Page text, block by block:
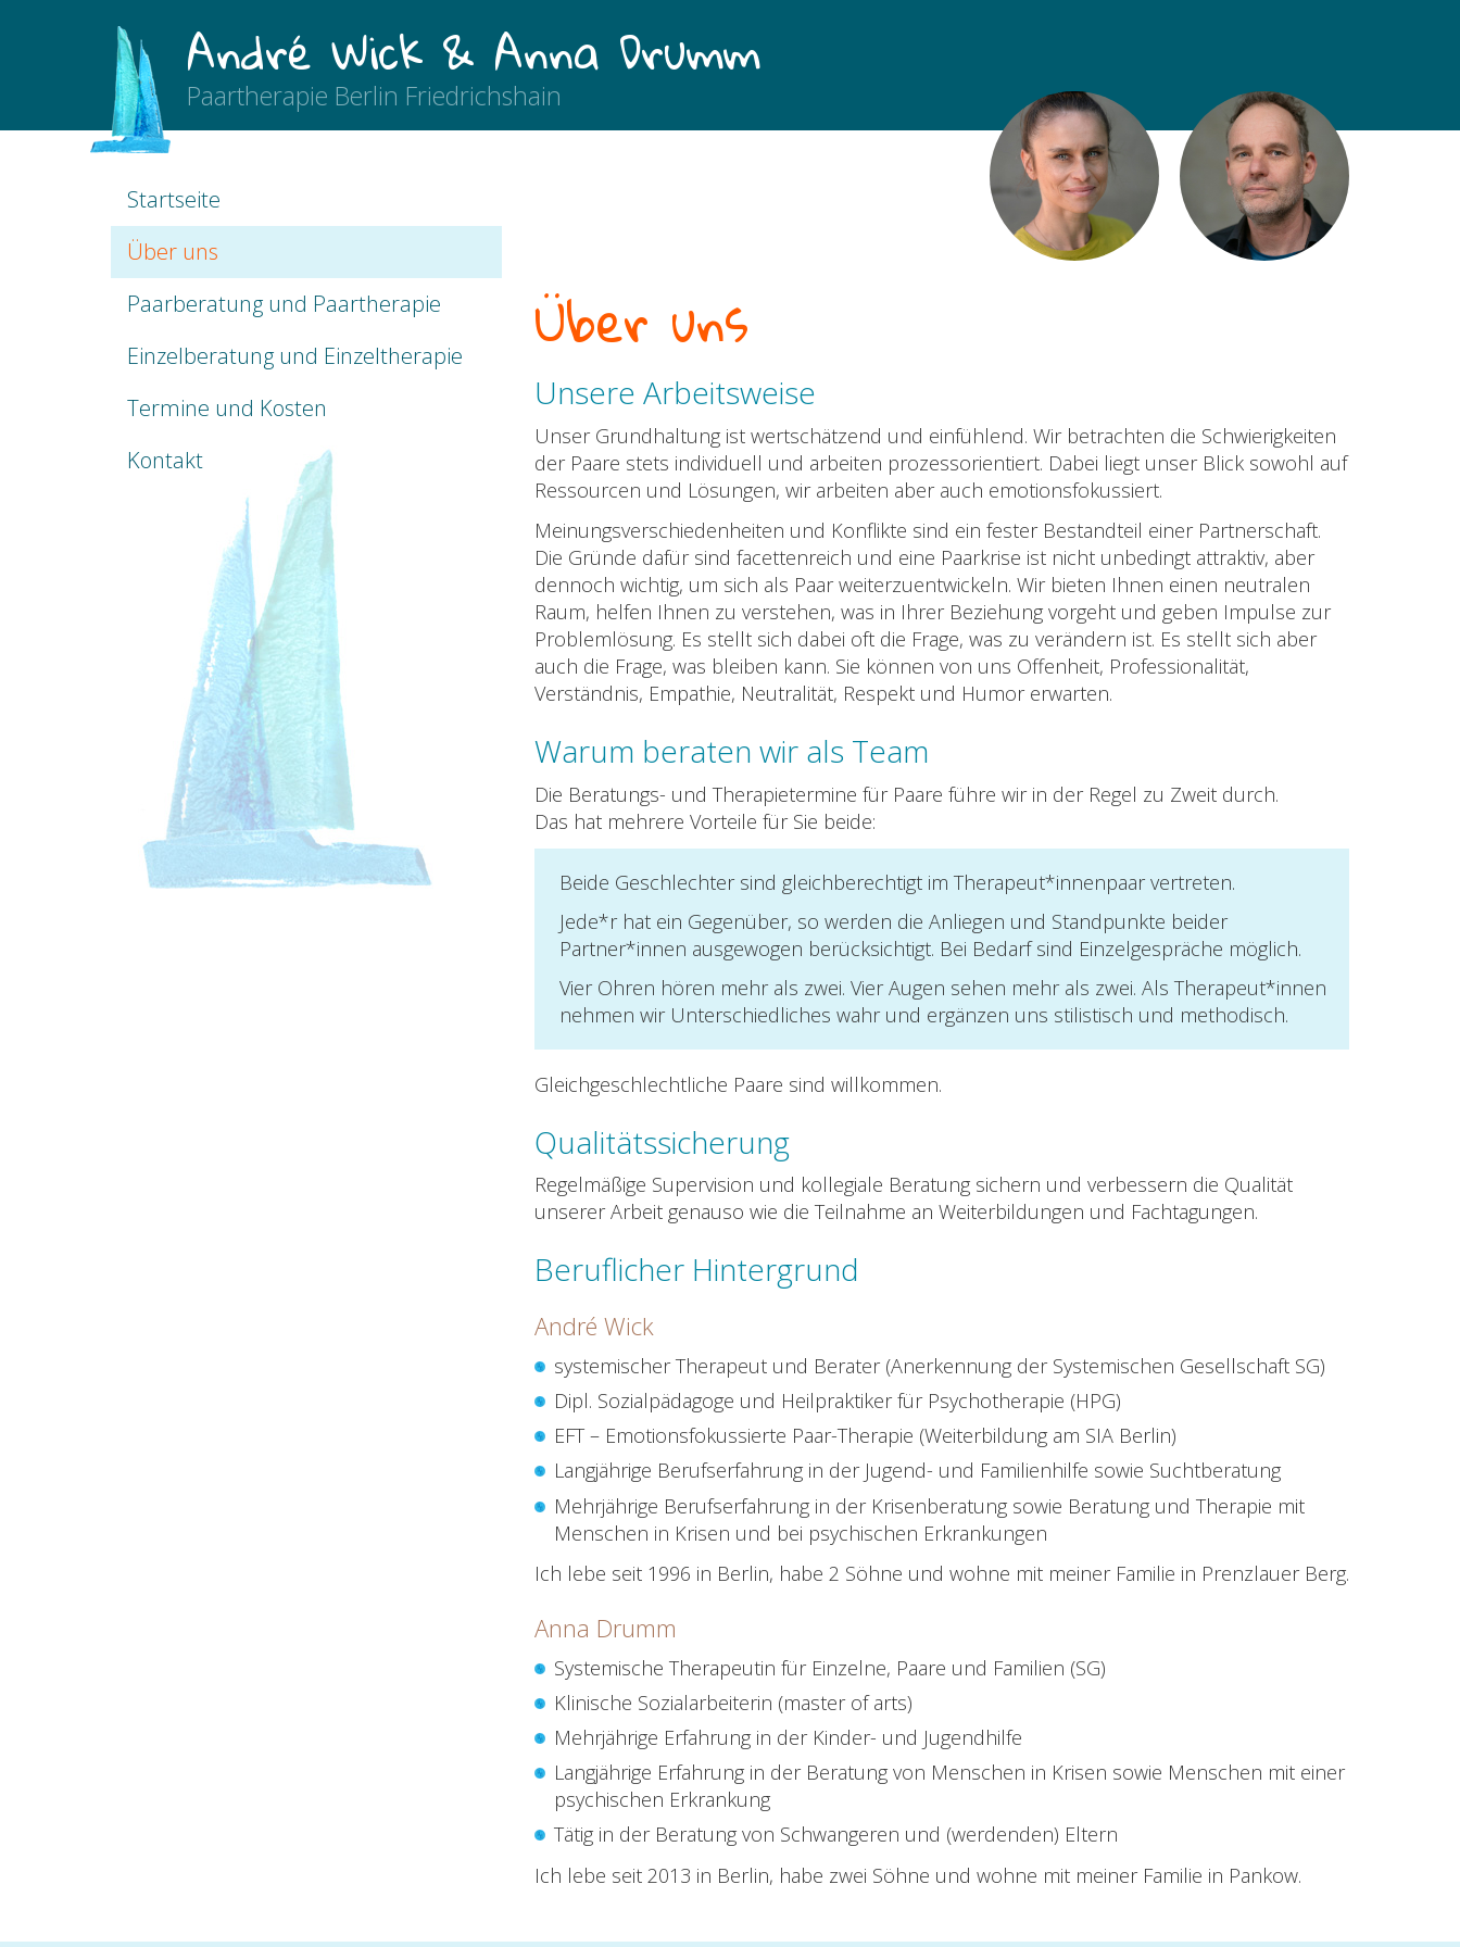
André Wick & Anna Drumm
Paartherapie Berlin Friedrichshain
Über uns
Unsere Arbeitsweise
Unser Grundhaltung ist wertschätzend und einfühlend. Wir betrachten die Schwierigkeiten
der Paare stets individuell und arbeiten prozessorientiert. Dabei liegt unser Blick sowohl auf
Ressourcen und Lösungen, wir arbeiten aber auch emotionsfokussiert.
Meinungsverschiedenheiten und Konflikte sind ein fester Bestandteil einer Partnerschaft.
Die Gründe dafür sind facettenreich und eine Paarkrise ist nicht unbedingt attraktiv, aber
dennoch wichtig, um sich als Paar weiterzuentwickeln. Wir bieten Ihnen einen neutralen
Raum, helfen Ihnen zu verstehen, was in Ihrer Beziehung vorgeht und geben Impulse zur
Problemlösung. Es stellt sich dabei oft die Frage, was zu verändern ist. Es stellt sich aber
auch die Frage, was bleiben kann. Sie können von uns Offenheit, Professionalität,
Verständnis, Empathie, Neutralität, Respekt und Humor erwarten.
Warum beraten wir als Team
Die Beratungs- und Therapietermine für Paare führe wir in der Regel zu Zweit durch.
Das hat mehrere Vorteile für Sie beide:
Beide Geschlechter sind gleichberechtigt im Therapeut*innenpaar vertreten.
Jede*r hat ein Gegenüber, so werden die Anliegen und Standpunkte beider
Partner*innen ausgewogen berücksichtigt. Bei Bedarf sind Einzelgespräche möglich.
Vier Ohren hören mehr als zwei. Vier Augen sehen mehr als zwei. Als Therapeut*innen
nehmen wir Unterschiedliches wahr und ergänzen uns stilistisch und methodisch.
Gleichgeschlechtliche Paare sind willkommen.
Qualitätssicherung
Regelmäßige Supervision und kollegiale Beratung sichern und verbessern die Qualität
unserer Arbeit genauso wie die Teilnahme an Weiterbildungen und Fachtagungen.
Beruflicher Hintergrund
André Wick
systemischer Therapeut und Berater (Anerkennung der Systemischen Gesellschaft SG)
Dipl. Sozialpädagoge und Heilpraktiker für Psychotherapie (HPG)
EFT – Emotionsfokussierte Paar-Therapie (Weiterbildung am SIA Berlin)
Langjährige Berufserfahrung in der Jugend- und Familienhilfe sowie Suchtberatung
Mehrjährige Berufserfahrung in der Krisenberatung sowie Beratung und Therapie mit
Menschen in Krisen und bei psychischen Erkrankungen
Ich lebe seit 1996 in Berlin, habe 2 Söhne und wohne mit meiner Familie in Prenzlauer Berg.
Anna Drumm
Systemische Therapeutin für Einzelne, Paare und Familien (SG)
Klinische Sozialarbeiterin (master of arts)
Mehrjährige Erfahrung in der Kinder- und Jugendhilfe
Langjährige Erfahrung in der Beratung von Menschen in Krisen sowie Menschen mit einer
psychischen Erkrankung
Tätig in der Beratung von Schwangeren und (werdenden) Eltern
Ich lebe seit 2013 in Berlin, habe zwei Söhne und wohne mit meiner Familie in Pankow.
Startseite
Über uns
Paarberatung und Paartherapie
Einzelberatung und Einzeltherapie
Termine und Kosten
Kontakt